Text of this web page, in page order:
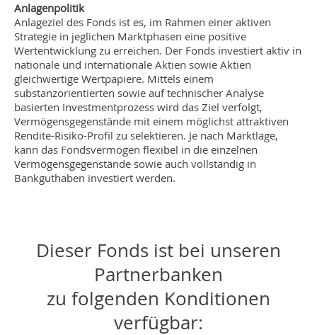
Anlagenpolitik
Anlageziel des Fonds ist es, im Rahmen einer aktiven
Strategie in jeglichen Marktphasen eine positive
Wertentwicklung zu erreichen. Der Fonds investiert aktiv in
nationale und internationale Aktien sowie Aktien
gleichwertige Wertpapiere. Mittels einem
substanzorientierten sowie auf technischer Analyse
basierten Investmentprozess wird das Ziel verfolgt,
Vermögensgegenstände mit einem möglichst attraktiven
Rendite-Risiko-Profil zu selektieren. Je nach Marktlage,
kann das Fondsvermögen flexibel in die einzelnen
Vermögensgegenstände sowie auch vollständig in
Bankguthaben investiert werden.
Dieser Fonds ist bei unseren
Partnerbanken
zu folgenden Konditionen
verfügbar: